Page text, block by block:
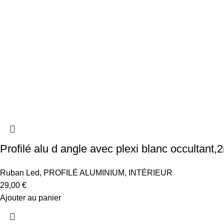
Profilé alu d angle avec plexi blanc
Ruban Led, PROFILÉ ALUMINIUM,
INTÉRIEUR
29,00 €
Ajouter au panier